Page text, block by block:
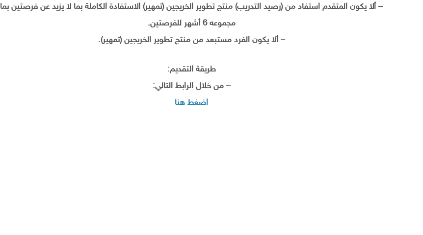
– ألا يكون المتقدم استفاد من (رصيد التدريب) منتج تطوير الخريجين (تمهير) الاستفادة الكاملة بما لا يزيد عن فرصتين بما
مجموعه 6 أشهر للفرصتين.
– ألا يكون الفرد مستبعد من منتج تطوير الخريجين (تمهير).
طريقة التقديم:
– من خلال الرابط التالي:
اضغط هنا